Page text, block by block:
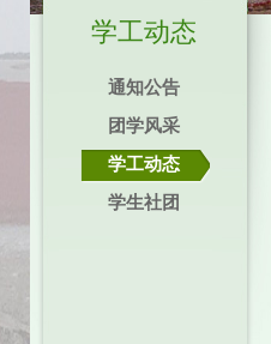
学工动态
通知公告
团学风采
学工动态
学生社团